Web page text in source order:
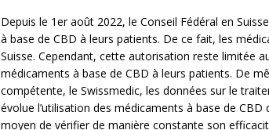
Depuis le 1er août 2022, le Conseil Fédéral en
à base de CBD à leurs patients. De ce fait, les
Suisse. Cependant, cette autorisation reste limitée
médicaments à base de CBD à leurs patients. De
compétente, le Swissmedic, les données sur le
évolue l’utilisation des médicaments à base de
moyen de vérifier de manière constante son